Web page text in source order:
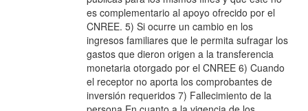
es complementario al apoyo ofrecido por el
CNREE. 5) Si ocurre un cambio en los
ingresos familiares que le permita sufragar los
gastos que dieron origen a la transferencia
monetaria otorgado por el CNREE 6) Cuando
el receptor no aporta los comprobantes de
inversión requeridos 7) Fallecimiento de la